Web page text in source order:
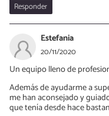
Responder
Estefania
20/11/2020
Un equipo lleno de
Además de ayudarme a
me han aconsejado y
que tenía desde hace